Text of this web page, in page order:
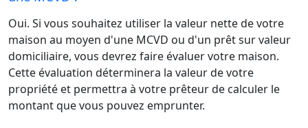
Oui. Si vous souhaitez utiliser la valeur nette de votre
maison au moyen d'une MCVD ou d'un prêt sur valeur
domiciliaire, vous devrez faire évaluer votre maison.
Cette évaluation déterminera la valeur de votre
propriété et permettra à votre prêteur de calculer le
montant que vous pouvez emprunter.